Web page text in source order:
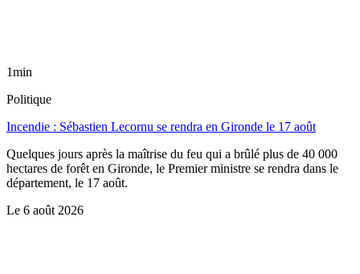
1min
Politique
Incendie : Sébastien Lecornu se rendra en Gironde le 17 août
Quelques jours après la maîtrise du feu qui a brûlé plus de 40 000
hectares de forêt en Gironde, le Premier ministre se rendra dans le
département, le 17 août.
Le 6 août 2026